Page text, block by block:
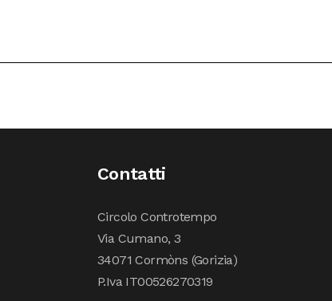
Contatti
Circolo Controtempo
Via Cumano, 3
34071 Cormòns (Gorizia)
P.Iva IT00526270319